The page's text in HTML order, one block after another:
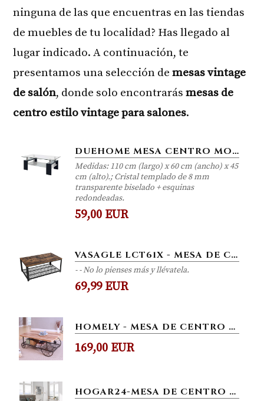
ninguna de las que encuentras en las tiendas
de muebles de tu localidad? Has llegado al
lugar indicado. A continuación, te
presentamos una selección demesas vintage
de salón, donde solo encontrarásmesas de
centro estilo vintage para salones.
DUEHOME MESA CENTRO MODERNA DE CRISTAL, PATAS LACADAS COLOR NEGRO, MEDIDAS: 110 CM (LARGO) X 60 (ANCHO) X 45 CM (ALTO)
Medidas: 110 cm (largo) x 60 cm (ancho) x 45
cm (alto).; Cristal templado de 8 mm
transparente biselado + esquinas
redondeadas.
59,00 EUR
VASAGLE LCT61X - MESA DE CENTRO EN DISEÑO INDUSTRIAL, PARA LA TELEVISIÓN, PARA EL SALÓN, CON GRAN ESTANTE, PATAS...
- - No lo pienses más y llévatela.
69,99 EUR
HOMELY - MESA DE CENTRO DE ESTILO VINTAGE RULES CON REVISTERO 120X59 CM
169,00 EUR
HOGAR24-MESA DE CENTRO ELEVABLE DISEÑO VINTAGE, MADERA MACIZA NATURAL, FABRICACIÓN ARTESANAL. 100CM X 50CM X 47CM